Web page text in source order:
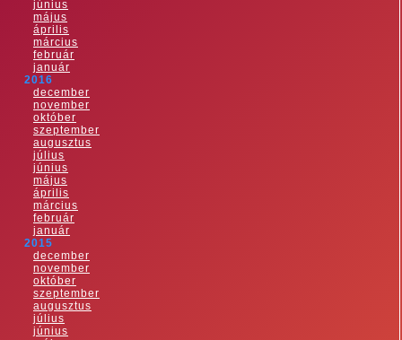
június
május
április
március
február
január
2016
december
november
október
szeptember
augusztus
július
június
május
április
március
február
január
2015
december
november
október
szeptember
augusztus
július
június